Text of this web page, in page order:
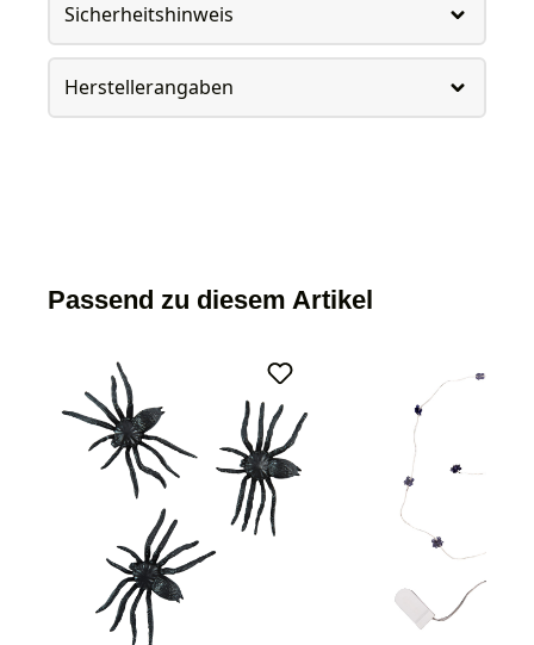
Sicherheitshinweis
Herstellerangaben
Passend zu diesem Artikel